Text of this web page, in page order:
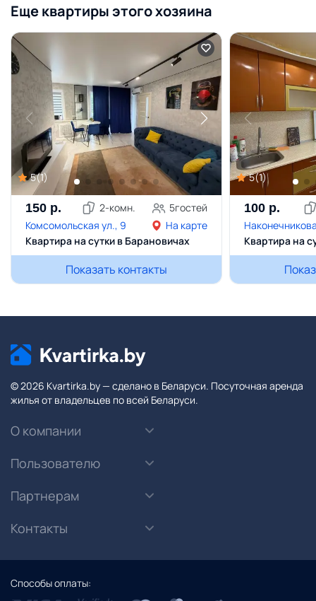
Еще квартиры этого хозяина
5(1)
150 р. 2-комн. 5гостей
Комсомольская ул., 9
На карте
Квартира на сутки в Барановичах
Показать контакты
5(1)
100 р.
Квартира на
© 2026 Kvartirka.by — сделано в Беларуси. Посуточная аренда
жилья от владельцев по всей Беларуси.
О компании
Пользователю
Партнерам
Контакты
Способы оплаты: